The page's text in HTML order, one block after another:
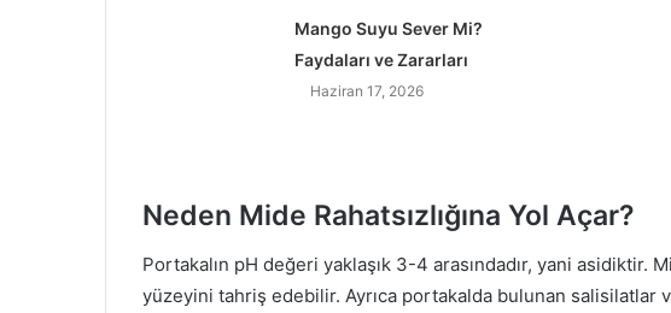
Mango Suyu Sever Mi?
Faydaları ve Zararları
Haziran 17, 2026
Neden Mide Rahatsızlığına Yol Açar?
Portakalın pH değeri yaklaşık 3-4 arasındadır, yani asidiktir.
yüzeyini tahriş edebilir. Ayrıca portakalda bulunan